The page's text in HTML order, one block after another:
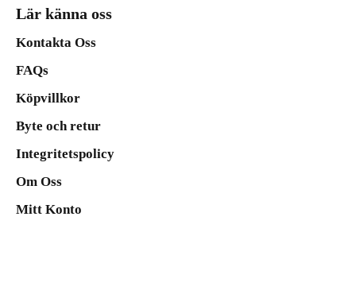
Lär känna oss
Kontakta Oss
FAQs
Köpvillkor
Byte och retur
Integritetspolicy
Om Oss
Mitt Konto